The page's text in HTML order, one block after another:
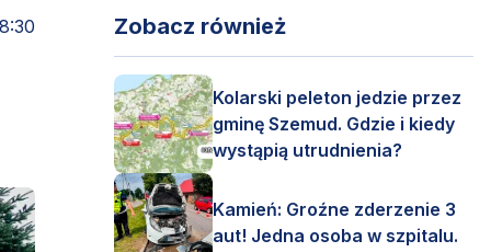
Zobacz również
Kolarski peleton jedzie przez
gminę Szemud. Gdzie i kiedy
wystąpią utrudnienia?
Kamień: Groźne zderzenie 3
aut! Jedna osoba w szpitalu.